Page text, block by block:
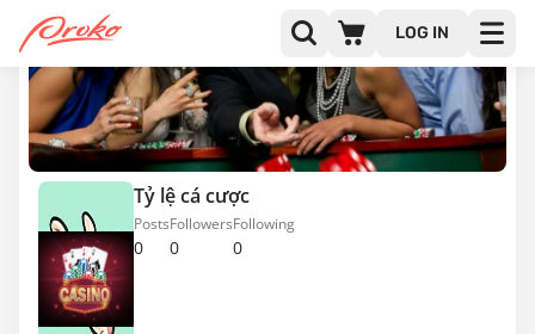
LOG IN
Tỷ lệ cá cược
0
Posts
0
Followers
0
Following